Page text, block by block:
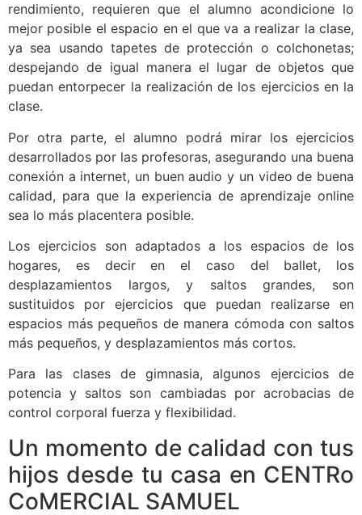
rendimiento, requieren que el alumno acondicione lo
mejor posible el espacio en el que va a realizar la clase,
ya sea usando tapetes de protección o colchonetas;
despejando de igual manera el lugar de objetos que
puedan entorpecer la realización de los ejercicios en la
clase.
Por otra parte, el alumno podrá mirar los ejercicios
desarrollados por las profesoras, asegurando una buena
conexión a internet, un buen audio y un video de buena
calidad, para que la experiencia de aprendizaje online
sea lo más placentera posible.
Los ejercicios son adaptados a los espacios de los
hogares, es decir en el caso del ballet, los
desplazamientos largos, y saltos grandes, son
sustituidos por ejercicios que puedan realizarse en
espacios más pequeños de manera cómoda con saltos
más pequeños, y desplazamientos más cortos.
Para las clases de gimnasia, algunos ejercicios de
potencia y saltos son cambiadas por acrobacias de
control corporal fuerza y flexibilidad.
Un momento de calidad con tus
hijos desde tu casa en CENTRo
CoMERCIAL SAMUEL